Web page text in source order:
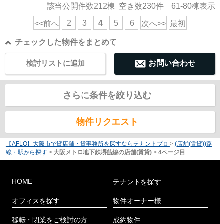
該当公開件数212棟 空き数230件 61-80棟表示
<<前へ 2 3 4 5 6 次へ>> 最初
チェックした物件をまとめて
お問い合わせ
検討リストに追加
さらに条件を絞り込む
物件リクエスト
【AFLO】大阪市で貸店舗・貸事務所を探すならテナントプロ > (店舗(賃貸))路
線・駅から探す > 大阪メトロ地下鉄堺筋線の店舗(賃貸) > 4ページ目
HOME
オフィスを探す
移転・閉業をご検討の方
テナントを探す
物件オーナー様
成約物件